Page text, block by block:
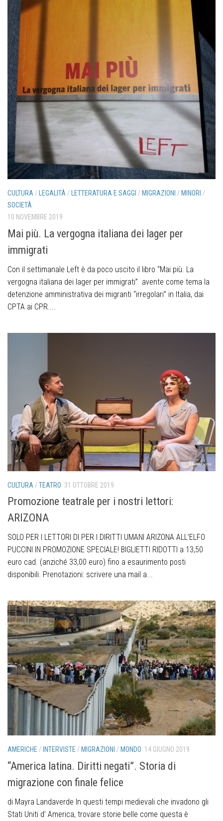
CULTURA/ LEGALITÀ/ LETTERATURA E SAGGI / MIGRAZIONI / MINORI /
SOCIETÀ
10 NOVEMBRE 2019
Mai più. La vergogna italiana dei lager per
immigrati
Con il settimanale Left è da poco uscito il libro “Mai più. La
vergogna italiana dei lager per immigrati” avente come tema la
detenzione amministrativa dei migranti “irregolari” in Italia, dai
CPTA ai CPR....
CULTURA/TEATRO 31 OTTOBRE 2019
Promozione teatrale per i nostri lettori:
ARIZONA
SOLO PER I LETTORI DI PER I DIRITTI UMANI ARIZONA ALL’ELFO
PUCCINI IN PROMOZIONE SPECIALE! BIGLIETTI RIDOTTI a 13,50
euro cad. (anziché 33,00 euro) fino a esaurimento posti
disponibili. Prenotazioni: scrivere una mail a...
AMERICHE / INTERVISTE / MIGRAZIONI / MONDO 14 GIUGNO 2019
“America latina. Diritti negati”. Storia di
migrazione con finale felice
di Mayra Landaverde In questi tempi medievali che invadono gli
Stati Uniti d’ America, trovare storie belle come questa è